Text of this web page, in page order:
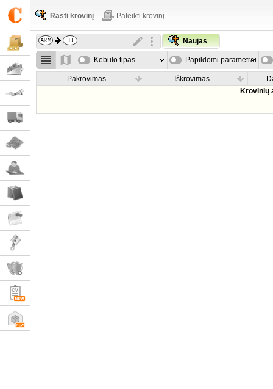
Rasti krovinį Pateikti krovinį
Naujas
Kėbulo tipas Papildomi parametrai
Pakrovimas Iškrovimas
Krovinių